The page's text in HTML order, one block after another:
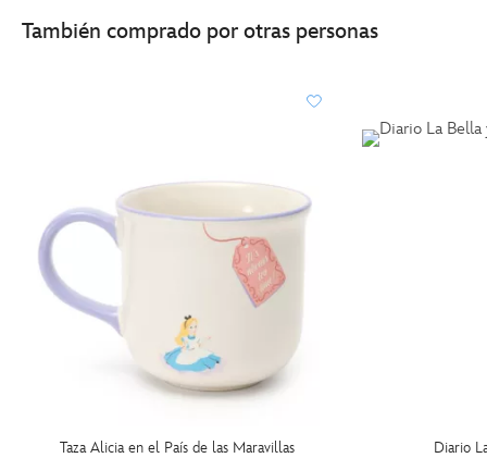
También comprado por otras personas
Taza Alicia en el País de las Maravillas
Diario